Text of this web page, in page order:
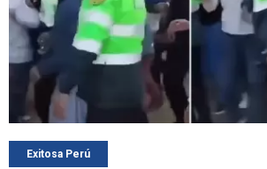
Exitosa Perú